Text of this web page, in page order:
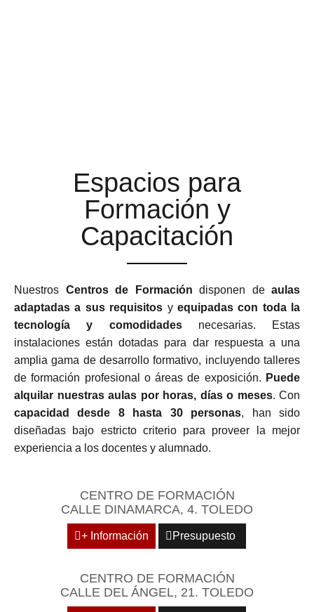
Espacios para
Formación y
Capacitación
Nuestros Centros de Formación disponen de aulas
adaptadas a sus requisitos y equipadas con toda la
tecnología y comodidadesnecesarias. Estas
instalaciones están dotadas para dar respuesta a una
amplia gama de desarrollo formativo, incluyendo talleres
de formación profesional o áreas de exposición. Puede
alquilar nuestras aulas por horas, días o meses. Con
capacidad desde 8 hasta 30 personas, han sido
diseñadas bajo estricto criterio para proveer la mejor
experiencia a los docentes y alumnado.
CENTRO DE FORMACIÓN
CALLE DINAMARCA, 4. TOLEDO
+ Información Presupuesto
CENTRO DE FORMACIÓN
CALLE DEL ÁNGEL, 21. TOLEDO